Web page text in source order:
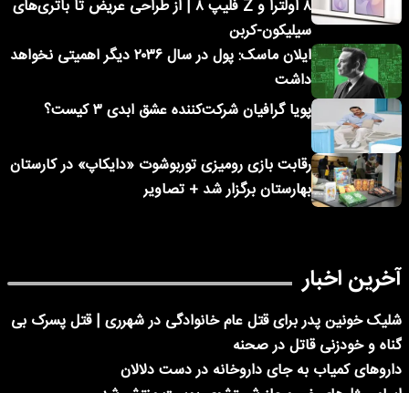
۸ اولترا و Z فلیپ ۸ | از طراحی عریض تا باتری‌های
سیلیکون-کربن
ایلان ماسک: پول در سال ۲۰۳۶ دیگر اهمیتی نخواهد
داشت
پویا گرافیان شرکت‌کننده عشق ابدی ۳ کیست؟
رقابت بازی رومیزی توربوشوت «دایکاپ» در کارستان
بهارستان برگزار شد + تصاویر
آخرین اخبار
شلیک خونین پدر برای قتل عام خانوادگی در شهرری | قتل پسرک بی
گناه و خودزنی قاتل در صحنه
داروهای کمیاب به جای داروخانه در دست دلالان